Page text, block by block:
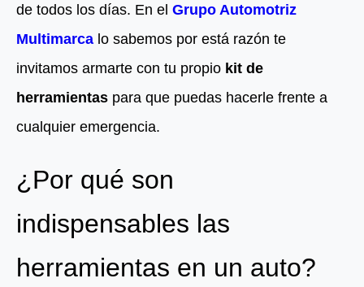
de todos los días. En el Grupo Automotriz
Multimarca lo sabemos por está razón te
invitamos armarte con tu propio kit de
herramientas para que puedas hacerle frente a
cualquier emergencia.
¿Por qué son
indispensables las
herramientas en un auto?